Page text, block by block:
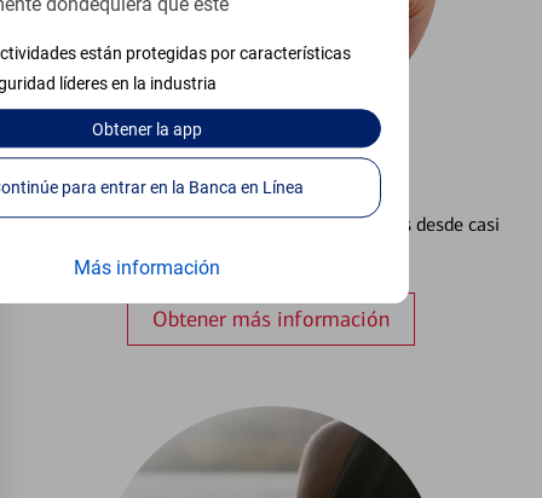
dondequiera que esté
están protegidas por características
líderes en la industria
Obtenerla app
Continúe para entrar en la Banca en Línea
Más información
Configurar Alertas³
Vea cómo mantener el control de sus finanzas desde casi
Obtener más información